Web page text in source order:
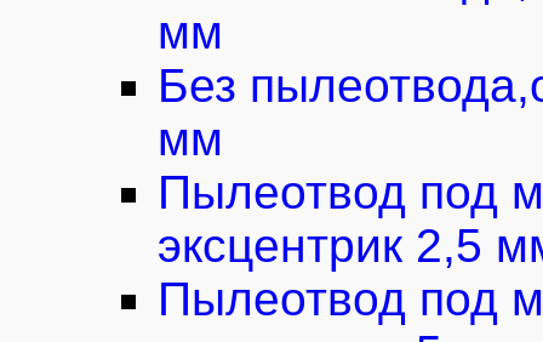
мм
Без
мм
Пылеотвод под
эксцентрик 2,5
Пылеотвод под